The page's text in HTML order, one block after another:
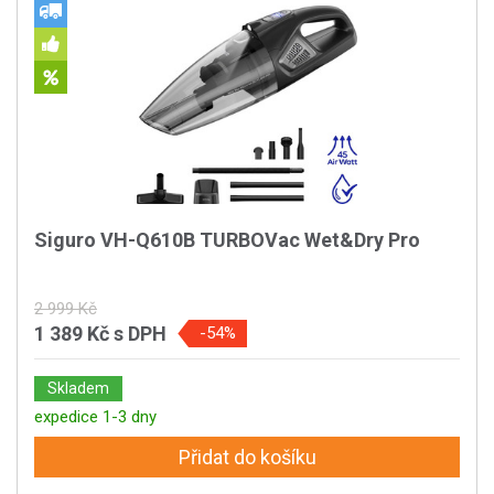
Siguro VH-Q610B TURBOVac Wet&Dry Pro
2 999 Kč
1 389 Kčs DPH -54%
Skladem
expedice 1-3 dny
Přidat do košíku